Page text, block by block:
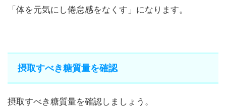
「体を元気にし倦怠感をなくす」になります。
摂取すべき糖質量を確認
摂取すべき糖質量を確認しましょう。